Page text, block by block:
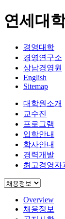
연세대
경영대학
경영연구소
상남경영원
English
Sitemap
대학원소개
교수진
프로그램
입학안내
학사안내
경력개발
최고경영자
Overview
채용정보